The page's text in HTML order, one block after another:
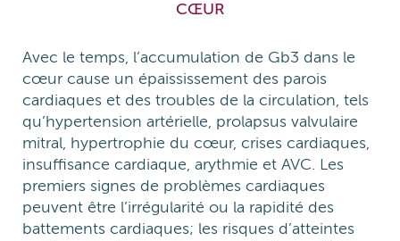
CŒUR
Avec le temps, l’accumulation de Gb3 dans le
cœur cause un épaississement des parois
cardiaques et des troubles de la circulation, tels
qu’hypertension artérielle, prolapsus valvulaire
mitral, hypertrophie du cœur, crises cardiaques,
insuffisance cardiaque, arythmie et AVC. Les
premiers signes de problèmes cardiaques
peuvent être l’irrégularité ou la rapidité des
battements cardiaques; les risques d’atteintes